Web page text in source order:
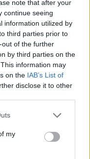
note that after your
continue seeing
information utilized by
third parties prior to
of the further
by third parties on the
information may
on the IAB’s List of
disclose it to other
one or more Google
You may click to
third-party tags to
in below Google
my
annak is, aki ad és
megajándékozása vagy
képes hozzájárulni
az életünket.
rendelhetjük a
tevékenységekre
(például a
való elmerülés,
arra is, hogy
az önismeretünkön